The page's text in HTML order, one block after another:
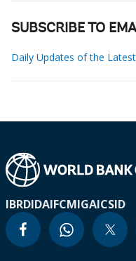
SUBSCRIBE TO
Daily Updates of the
IBRDIDAIFCMIGAICSID